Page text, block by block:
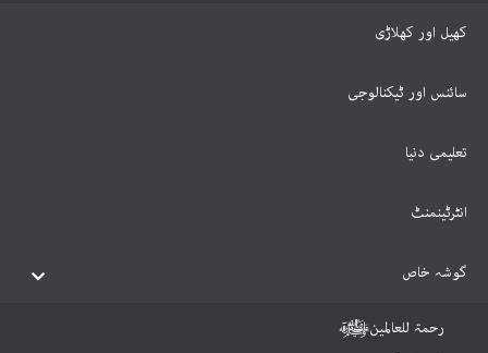
کھیل اور کھلاڑی
سائنس اور ٹیکنالوجی
تعلیمی دنیا
انٹرٹینمنٹ
گوشہ خاص
رحمۃ للعالمینﷺ